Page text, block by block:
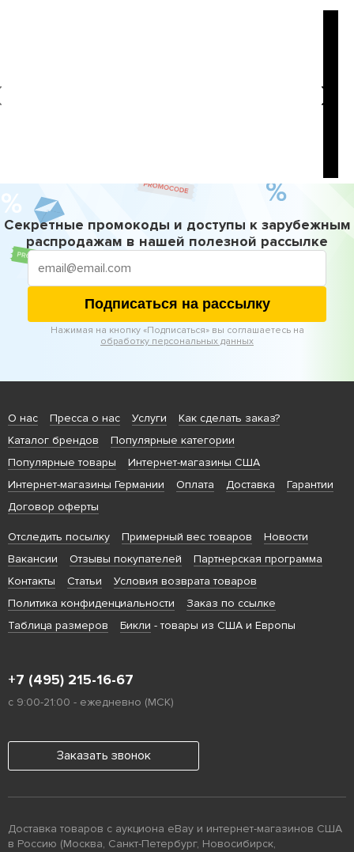
Секретные промокоды и доступы к зарубежным
распродажам в нашей полезной рассылке
Подписаться на рассылку
Нажимая на кнопку «Подписаться» вы соглашаетесь на
обработку персональных данных
О нас Пресса о нас Услуги
Как сделать заказ?
Каталог брендов
Популярные категории
Популярные товары
Интернет-магазины США
Интернет-магазины Германии
Оплата Доставка
Гарантии
Договор оферты
Отследить посылку Примерный вес товаров
Новости
Вакансии
Отзывы покупателей
Партнерская программа
Контакты
Статьи
Условия возврата товаров
Политика конфиденциальности
Заказ по ссылке
Таблица размеров
Бикли - товары из США и Европы
+7 (495) 215-16-67
с 9:00-21:00 - ежедневно (МСК)
Заказать звонок
Доставка товаров с аукциона eBay и интернет-магазинов США
в Россию (Москва, Санкт-Петербург, Новосибирск,